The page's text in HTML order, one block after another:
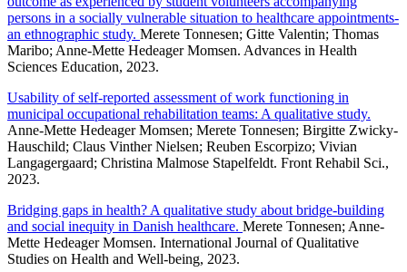
persons in a socially vulnerable situation to healthcare appointments-
an ethnographic study. Merete Tonnesen; Gitte Valentin; Thomas
Maribo; Anne-Mette Hedeager Momsen. Advances in Health
Sciences Education, 2023.
Usability of self-reported assessment of work functioning in
municipal occupational rehabilitation teams: A qualitative study.
Anne-Mette Hedeager Momsen; Merete Tonnesen; Birgitte Zwicky-
Hauschild; Claus Vinther Nielsen; Reuben Escorpizo; Vivian
Langagergaard; Christina Malmose Stapelfeldt. Front Rehabil Sci.,
2023.
Bridging gaps in health? A qualitative study about bridge-building
and social inequity in Danish healthcare. Merete Tonnesen; Anne-
Mette Hedeager Momsen. International Journal of Qualitative
Studies on Health and Well-being, 2023.